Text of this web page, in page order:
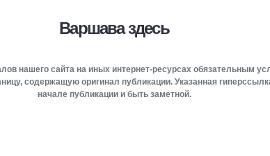
Варшава здесь
нашего сайта на иных интернет-ресурсах обязательным
содержащую оригинал публикации. Указанная
начале публикации и быть заметной.